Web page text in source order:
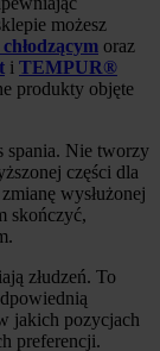
możesz
oraz
i TEMPUR®
produkty objęte
spania. Nie tworzy
części dla
wysłużonej
skończyć,
złudzeń. To
jakich pozycjach
preferencji.